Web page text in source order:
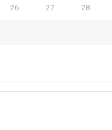
26 27 28